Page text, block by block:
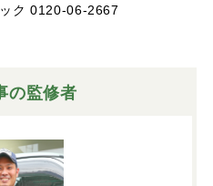
ク 0120-06-2667
の監修者